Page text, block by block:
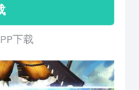
，全新大世界剧情跌
、三系铭文技能，21
经典战场，史诗副本，
下载